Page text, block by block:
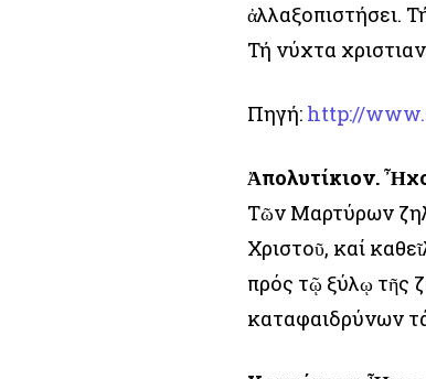
ἀλλαξοπιστήσει.
Τή νύχτα
Πηγή: http://
Ἀπολυτίκιον.
Τῶν Μαρτύρων
Χριστοῦ, καί
πρός τῷ ξύλῳ τῆς
καταφαιδρύνων